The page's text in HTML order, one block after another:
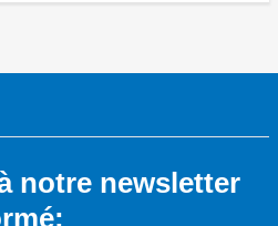
notre newsletter